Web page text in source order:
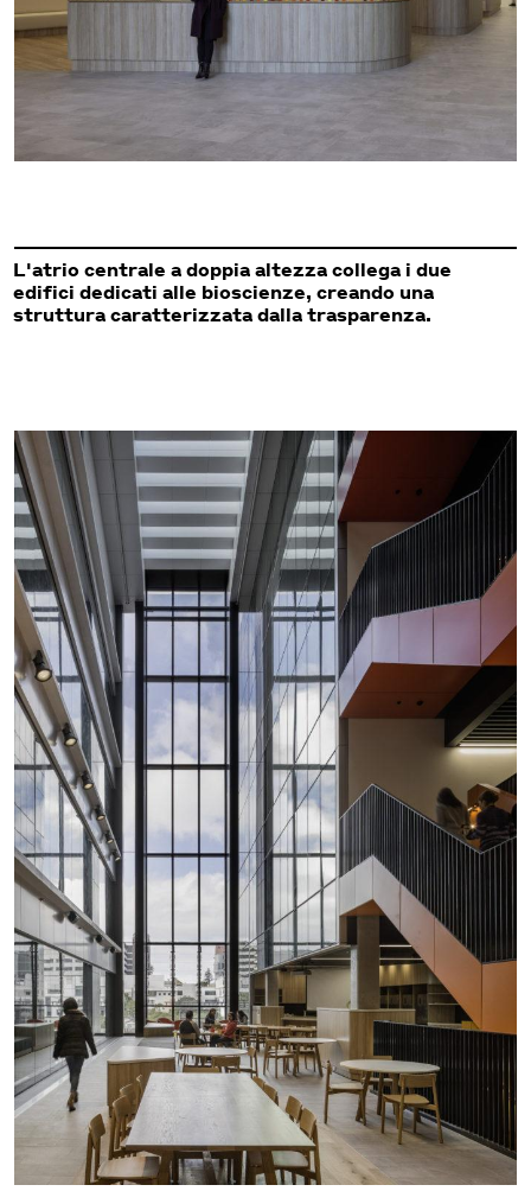
L'atrio centrale a doppia altezza collega i due
edifici dedicati alle bioscienze, creando una
struttura caratterizzata dalla trasparenza.